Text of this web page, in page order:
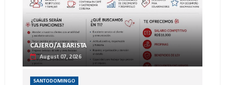
CAJERO/A BARISTA
August 07, 2026
SANTODOMINGO